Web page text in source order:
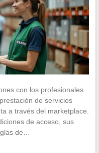
con los profesionales
de servicios
a través del marketplace.
de acceso, sus
de…